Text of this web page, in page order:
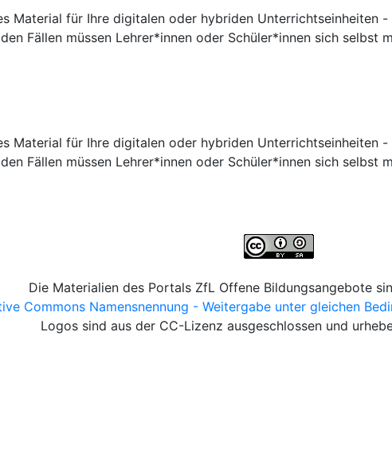
Material für Ihre digitalen oder hybriden Unterrichtseinheiten
Fällen müssen Lehrer*innen oder Schüler*innen sich
Material für Ihre digitalen oder hybriden Unterrichtseinheiten
Fällen müssen Lehrer*innen oder Schüler*innen sich
Die Materialien des Portals ZfL Offene Bildungsangebote
Commons Namensnennung - Weitergabe unter gleichen
Logos sind aus der CC-Lizenz ausgeschlossen und